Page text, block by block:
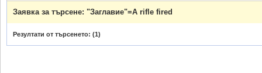
Заявка за търсене: "Заглавие"=A rifle fired
Резултати от търсенето: (1)